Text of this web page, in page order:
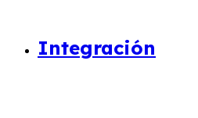
Integración